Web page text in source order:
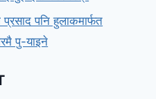
प्रसाद पनि हुलाकमार्फत
पु-याइने